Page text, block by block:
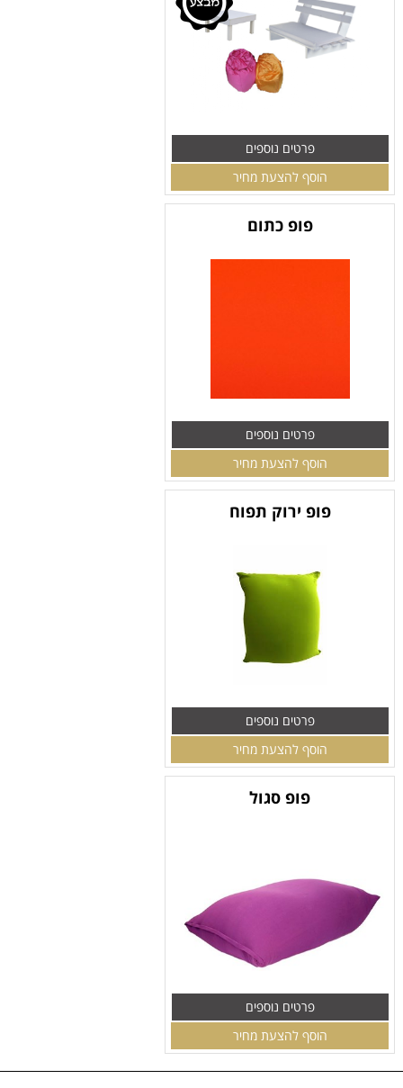
פרטים נוספים
הוסף להצעת מחיר
פופ כתום
פרטים נוספים
הוסף להצעת מחיר
פופ ירוק תפוח
פרטים נוספים
הוסף להצעת מחיר
פופ סגול
פרטים נוספים
הוסף להצעת מחיר